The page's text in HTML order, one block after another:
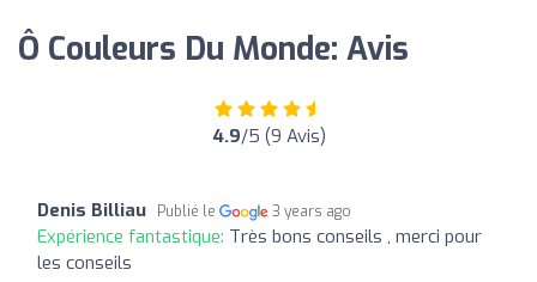
Ô Couleurs Du Monde: Avis
4.9/5 (9 Avis)
Denis Billiau Publié le 3 years ago
Expérience fantastique: Très bons conseils , merci pour
les conseils